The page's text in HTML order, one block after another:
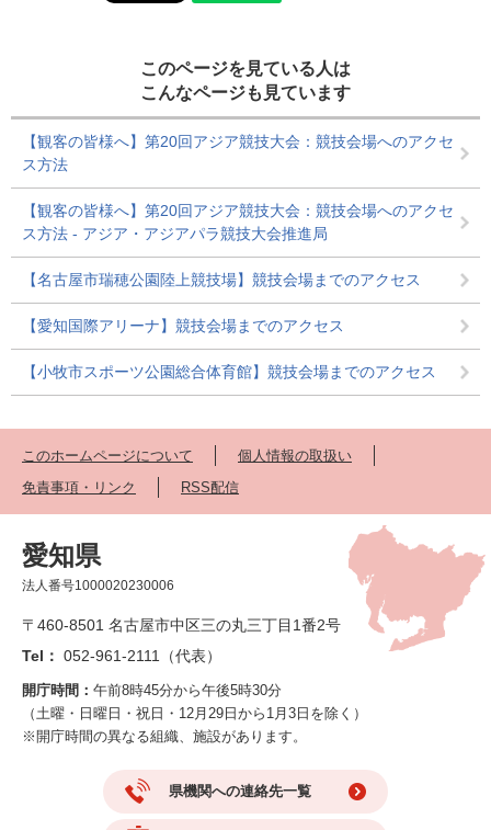
このページを見ている人は
こんなページも見ています
【観客の皆様へ】第20回アジア競技大会：競技会場へのアクセ
ス方法
【観客の皆様へ】第20回アジア競技大会：競技会場へのアクセ
ス方法 - アジア・アジアパラ競技大会推進局
【名古屋市瑞穂公園陸上競技場】競技会場までのアクセス
【愛知国際アリーナ】競技会場までのアクセス
【小牧市スポーツ公園総合体育館】競技会場までのアクセス
このホームページについて
個人情報の取扱い
免責事項・リンク
RSS配信
愛知県
法人番号1000020230006
〒460-8501 名古屋市中区三の丸三丁目1番2号
Tel： 052-961-2111（代表）
開庁時間： 午前8時45分から午後5時30分
（土曜・日曜日・祝日・12月29日から1月3日を除く）
※開庁時間の異なる組織、施設があります。
県機関への連絡先一覧